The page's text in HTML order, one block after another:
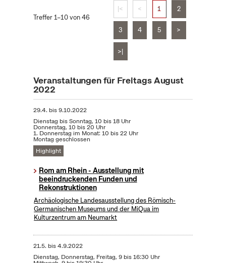
Treffer 1–10 von 46
|< < 1 2
3 4 5 >
>|
Veranstaltungen für Freitags August
2022
29.4. bis9.10.2022
Dienstag bis Sonntag, 10 bis 18 Uhr
Donnerstag, 10 bis 20 Uhr
1. Donnerstag im Monat: 10 bis 22 Uhr
Montag geschlossen
Highlight
Rom am Rhein - Ausstellung mit
beeindruckenden Funden und
Rekonstruktionen
Archäologische Landesausstellung des Römisch-
Germanischen Museums und der MiQua im
Kulturzentrum am Neumarkt
21.5. bis4.9.2022
Dienstag, Donnerstag, Freitag, 9 bis 16:30 Uhr